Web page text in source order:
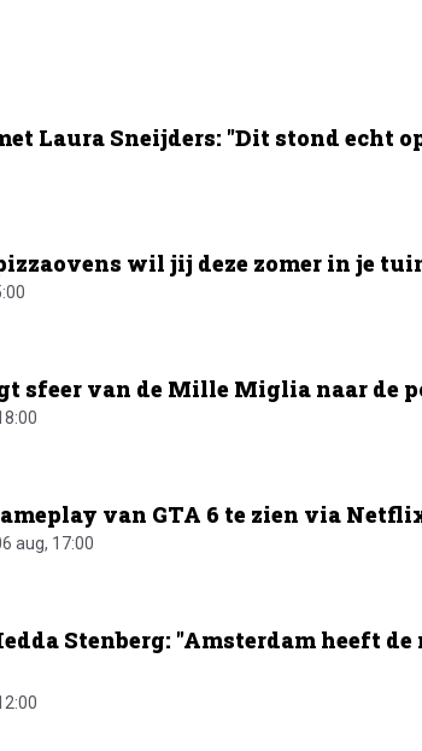
Laura Sneijders: "Dit stond echt
wil jij deze zomer in je
sfeer van de Mille Miglia naar de
van GTA 6 te zien via
aug, 17:00
Stenberg: "Amsterdam heeft